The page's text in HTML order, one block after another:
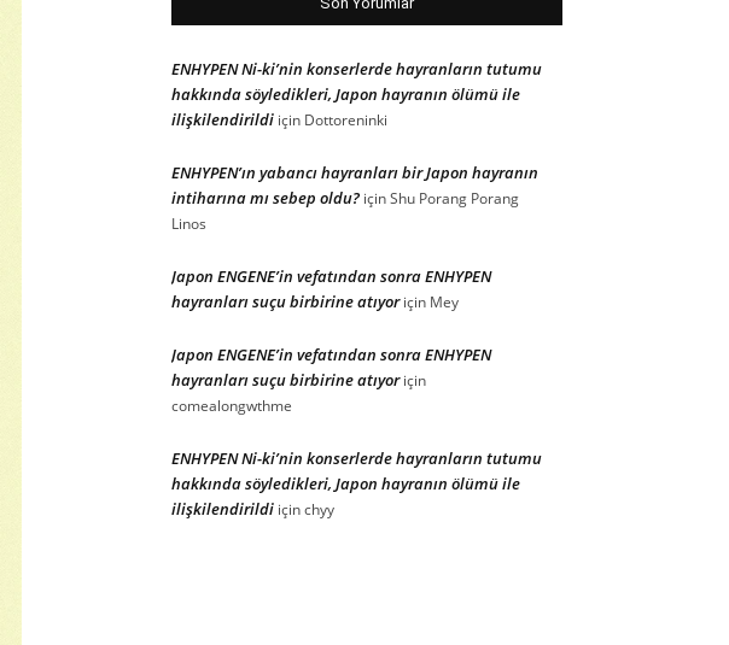
ENHYPEN Ni-ki’nin konserlerde hayranların tutumu
hakkında söyledikleri, Japon hayranın ölümü ile
ilişkilendirildi için Dottoreninki
ENHYPEN’ın yabancı hayranları bir Japon hayranın
intiharına mı sebep oldu? içinShu Porang Porang
Linos
Japon ENGENE’in vefatından sonra ENHYPEN
hayranları suçu birbirine atıyoriçin Mey
Japon ENGENE’in vefatından sonra ENHYPEN
hayranları suçu birbirine atıyoriçin
comealongwthme
ENHYPEN Ni-ki’nin konserlerde hayranların tutumu
hakkında söyledikleri, Japon hayranın ölümü ile
ilişkilendirildi içinchyy